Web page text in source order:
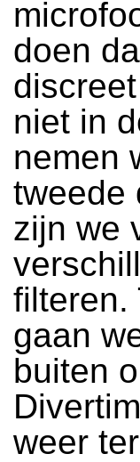
doen
niet in
nemen
tweede
zijn we
filteren.
gaan
buiten
weer